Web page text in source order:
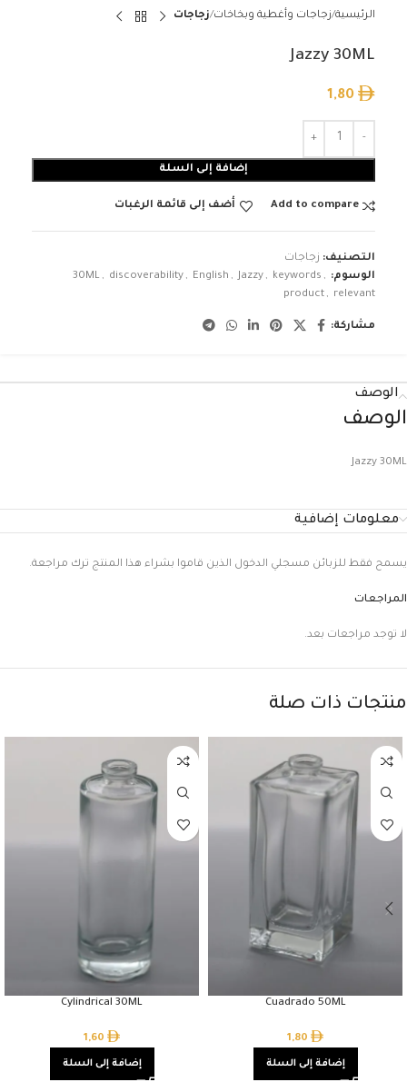
الرئيسية زجاجات وأغطية وبخاخات زجاجات
Jazzy 30ML
1,80
إضافة إلى السلة
Add to compare أضف إلى قائمة الرغبات
التصنيف: زجاجات
الوسوم:
30ML , discoverability , English , Jazzy , keywords ,
product , relevant
مشاركة:
الوصف
الوصف
Jazzy 30ML
معلومات إضافية
المراجعات
لا توجد مراجعات بعد.
يسمح فقط للزبائن مسجلي الدخول الذين قاموا بشراء هذا المنتج ترك مراجعة.
منتجات ذات صلة
Cuadrado 50ML
1,80
إضافة إلى السلة
Cylindrical 30ML
1,60
إضافة إلى السلة